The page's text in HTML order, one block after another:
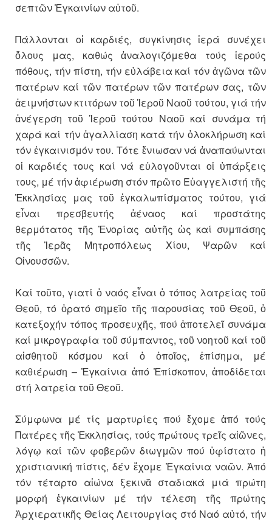
σεπτῶν Ἐγκαινίων αὐτοῦ.
Πάλλονται οἱ καρδιές, συγκίνησις ἱερά συνέχει
ὅλους μας, καθώς ἀναλογιζόμεθα τούς ἱερούς
πόθους, τήν πίστη, τήν εὐλάβεια καί τόν ἀγῶνα τῶν
πατέρων καί τῶν πατέρων τῶν πατέρων σας, τῶν
ἀειμνήστων κτιτόρων τοῦ Ἱεροῦ Ναοῦ τούτου, γιά τήν
ἀνέγερση τοῦ Ἱεροῦ τούτου Ναοῦ καί συνάμα τή
χαρά καί τήν ἀγαλλίαση κατά τήν ὁλοκλήρωση καί
τόν ἐγκαινισμόν του. Τότε ἔνιωσαν νά ἀναπαύωνται
οἱ καρδιές τους καί νά εὐλογοῦνται οἱ ὑπάρξεις
τους, μέ τήν ἀφιέρωση στόν πρῶτο Εὐαγγελιστή τῆς
Ἐκκλησίας μας τοῦ ἐγκαλωπίσματος τούτου, γιά
εἶναι πρεσβευτής ἀέναος καί προστάτης
θερμότατος τῆς Ἐνορίας αὐτῆς ὡς καί συμπάσης
τῆς Ἱερᾶς Μητροπόλεως Χίου, Ψαρῶν καί
Οἰνουσσῶν.
Καί τοῦτο, γιατί ὁ ναός εἶναι ὁ τόπος λατρείας τοῦ
Θεοῦ, τό ὁρατό σημεῖο τῆς παρουσίας τοῦ Θεοῦ, ὁ
κατεξοχήν τόπος προσευχῆς, πού ἀποτελεῖ συνάμα
καί μικρογραφία τοῦ σύμπαντος, τοῦ νοητοῦ καί τοῦ
αἰσθητοῦ κόσμου καί ὁ ὁποῖος, ἐπίσημα, μέ
καθιέρωση – Ἐγκαίνια ἀπό Ἐπίσκοπον, ἀποδίδεται
στή λατρεία τοῦ Θεοῦ.
Σύμφωνα μέ τίς μαρτυρίες πού ἔχομε ἀπό τούς
Πατέρες τῆς Ἐκκλησίας, τούς πρώτους τρεῖς αἰῶνες,
λόγῳ καί τῶν φοβερῶν διωγμῶν πού ὑφίστατο ἡ
χριστιανική πίστις, δέν ἔχομε Ἐγκαίνια ναῶν. Ἀπό
τόν τέταρτο αἰώνα ξεκινᾶ σταδιακά μιά πρώτη
μορφή ἐγκαινίων μέ τήν τέλεση τῆς πρώτης
Ἀρχιερατικῆς Θείας Λειτουργίας στό Ναό αὐτό, τήν